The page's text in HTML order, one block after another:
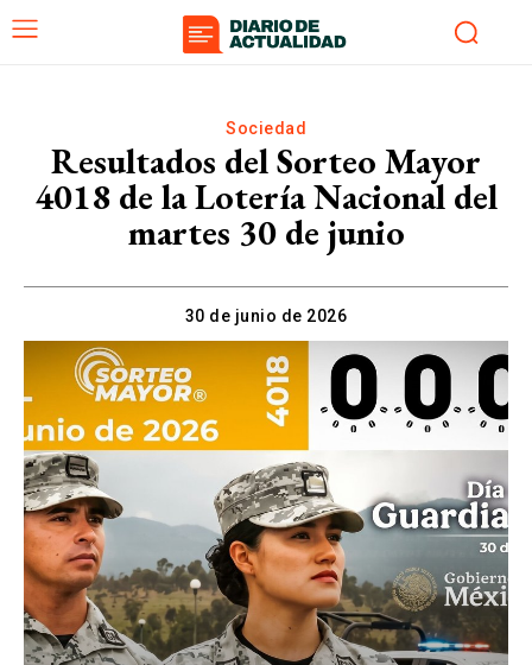
Sociedad
Resultados del Sorteo Mayor
4018 de la Lotería Nacional del
martes 30 de junio
30 de junio de 2026